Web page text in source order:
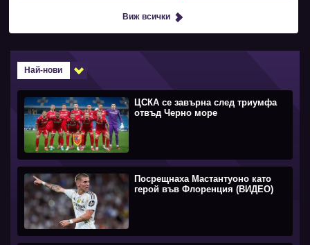
Виж всички
Най-нови
ЦСКА се завърна след триумфа
отвъд Черно море
Посрещнаха Мастантуоно като
герой във Флоренция (ВИДЕО)